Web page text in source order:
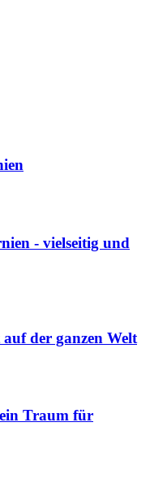
- vielseitig und
der ganzen Welt
Traum für